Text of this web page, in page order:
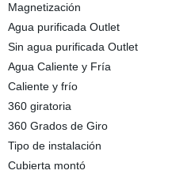
Magnetización
Agua purificada Outlet
Sin agua purificada Outlet
Agua Caliente y Fría
Caliente y frío
360 giratoria
360 Grados de Giro
Tipo de instalación
Cubierta montó